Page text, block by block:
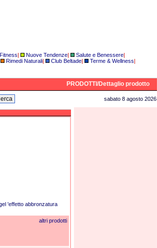
| Nuove Tendenze| Salute e Benessere|
Rimedi Naturali| Club Beltade| Terme & Wellness|
PRODOTTI/Dettaglio prodotto
sabato 8 agosto 2026
'effetto abbronzatura
altri prodotti